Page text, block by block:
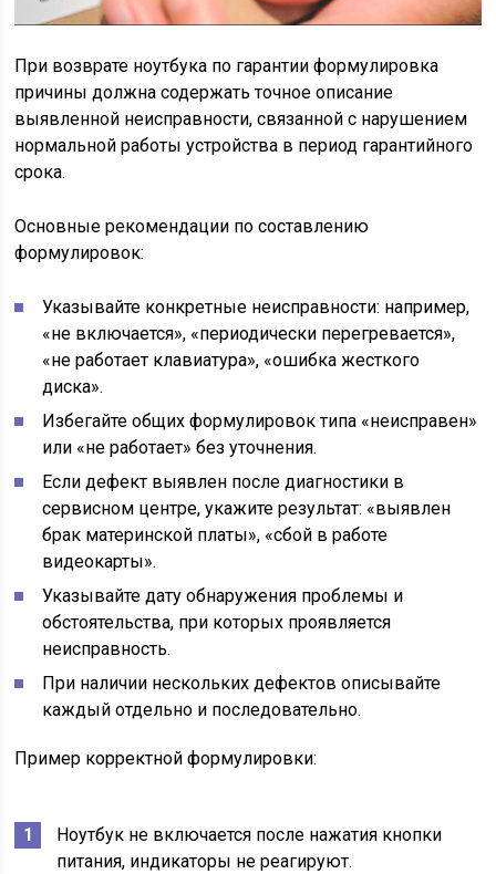
При возврате ноутбука по гарантии формулировка
причины должна содержать точное описание
выявленной неисправности, связанной с нарушением
нормальной работы устройства в период гарантийного
срока.
Основные рекомендации по составлению
формулировок:
Указывайте конкретные неисправности: например,
«не включается», «периодически перегревается»,
«не работает клавиатура», «ошибка жесткого
диска».
Избегайте общих формулировок типа «неисправен»
или «не работает» без уточнения.
Если дефект выявлен после диагностики в
сервисном центре, укажите результат: «выявлен
брак материнской платы», «сбой в работе
видеокарты».
Указывайте дату обнаружения проблемы и
обстоятельства, при которых проявляется
неисправность.
При наличии нескольких дефектов описывайте
каждый отдельно и последовательно.
Пример корректной формулировки:
Ноутбук не включается после нажатия кнопки
питания, индикаторы не реагируют.